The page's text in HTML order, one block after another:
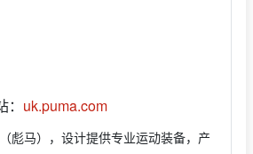
uk.puma.com
彪马），设计提供专业运动装备，产